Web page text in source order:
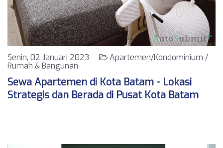
Senin, 02 Januari 2023
Apartemen/Kondominium /
Rumah & Bangunan
Sewa Apartemen di Kota Batam - Lokasi
Strategis dan Berada di Pusat Kota Batam